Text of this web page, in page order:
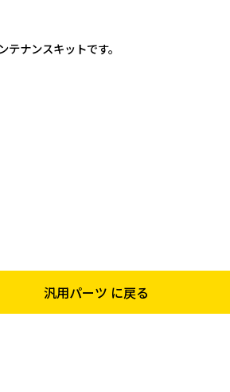
ナンスキットです。
汎用パーツ に戻る